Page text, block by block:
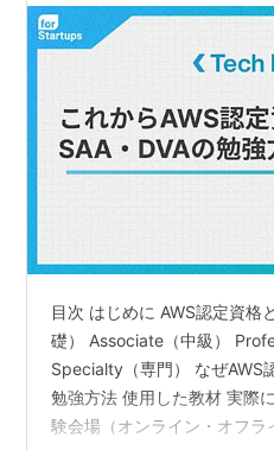
目次 はじめに AWS認定資格
礎） Associate（中級）
Specialty（専門） なぜAWS
勉強方法 使用した教材 実際
験会場（オンライン・オフラ